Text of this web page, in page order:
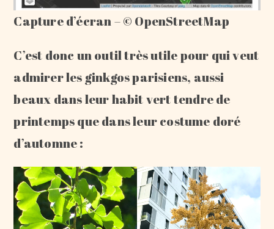
Capture d’écran – © OpenStreetMap
C’est donc un outil très utile pour qui veut
admirer les ginkgos parisiens, aussi
beaux dans leur habit vert tendre de
printemps que dans leur costume doré
d’automne :